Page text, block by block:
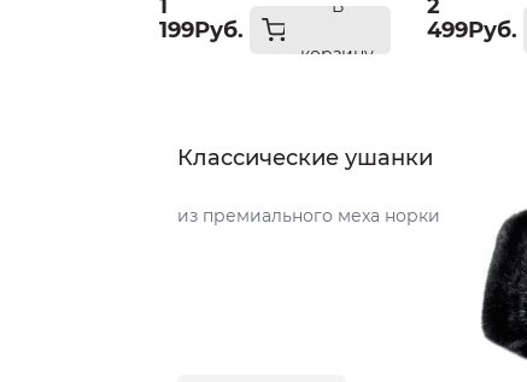
1
199Руб.
В
корзину
2
499Руб.
Классические ушанки
из премиального меха норки